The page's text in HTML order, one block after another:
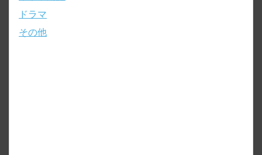
ドラマ
その他